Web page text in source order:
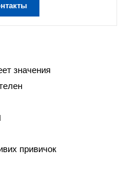
значения
привичок